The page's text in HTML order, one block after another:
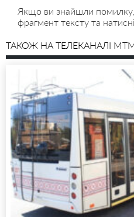
Якщо ви знайшли помилку,
фрагмент тексту та
ТАКОЖ НА ТЕЛЕКАНАЛІ